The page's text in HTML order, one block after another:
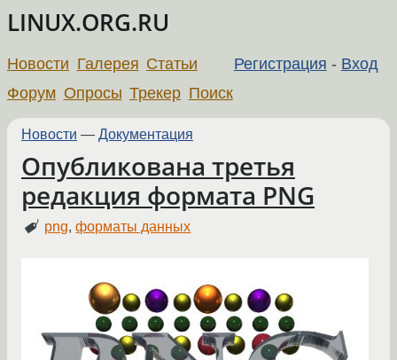
LINUX.ORG.RU
Регистрация - Вход
Новости Галерея Статьи
Форум Опросы Трекер Поиск
Новости — Документация
Опубликована третья
редакция формата PNG
png,форматы данных